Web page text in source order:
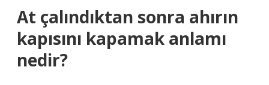
At çalındıktan sonra ahırın
kapısını kapamak anlamı
nedir?